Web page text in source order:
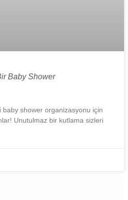
Baby Shower
baby shower organizasyonu için
Unutulmaz bir kutlama sizleri